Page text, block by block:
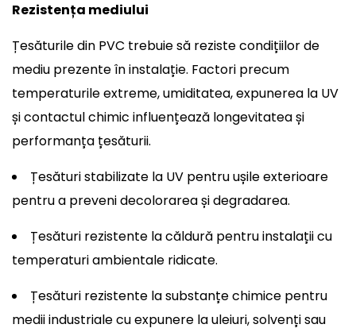
Rezistența mediului
Țesăturile din PVC trebuie să reziste condițiilor de
mediu prezente în instalație. Factori precum
temperaturile extreme, umiditatea, expunerea la UV
și contactul chimic influențează longevitatea și
performanța țesăturii.
Țesături stabilizate la UV pentru ușile exterioare
pentru a preveni decolorarea și degradarea.
Țesături rezistente la căldură pentru instalații cu
temperaturi ambientale ridicate.
Țesături rezistente la substanțe chimice pentru
medii industriale cu expunere la uleiuri, solvenți sau